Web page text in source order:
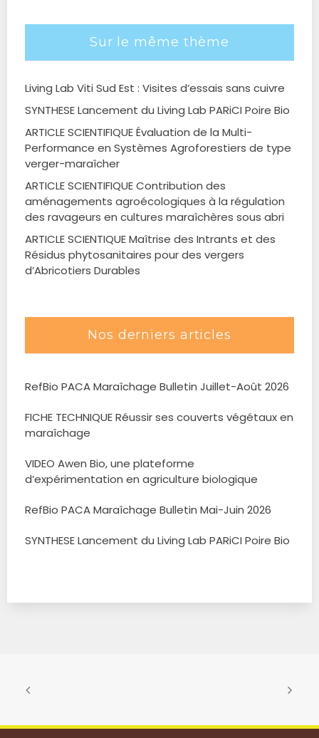
Sur le même thème
Living Lab Viti Sud Est : Visites d’essais sans cuivre
SYNTHESE Lancement du Living Lab PARiCI Poire Bio
ARTICLE SCIENTIFIQUE Évaluation de la Multi-
Performance en Systèmes Agroforestiers de type
verger-maraîcher
ARTICLE SCIENTIFIQUE Contribution des
aménagements agroécologiques à la régulation
des ravageurs en cultures maraîchères sous abri
ARTICLE SCIENTIQUE Maîtrise des Intrants et des
Résidus phytosanitaires pour des vergers
d’Abricotiers Durables
Nos derniers articles
RefBio PACA Maraîchage Bulletin Juillet-Août 2026
FICHE TECHNIQUE Réussir ses couverts végétaux en
maraîchage
VIDEO Awen Bio, une plateforme
d’expérimentation en agriculture biologique
RefBio PACA Maraîchage Bulletin Mai-Juin 2026
SYNTHESE Lancement du Living Lab PARiCI Poire Bio